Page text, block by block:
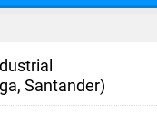
Santander)